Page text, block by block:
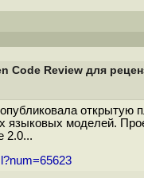
Code Review для
моделей.
2.0...